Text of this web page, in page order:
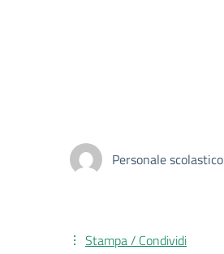
Personale scolastico
Stampa / Condividi